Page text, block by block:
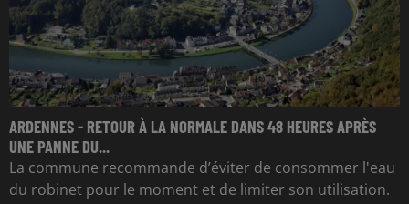
ARDENNES - RETOUR À LA NORMALE DANS 48 HEURES APRÈS
UNE PANNE DU...
La commune recommande d’éviter de consommer l'eau
du robinet pour le moment et de limiter son utilisation.